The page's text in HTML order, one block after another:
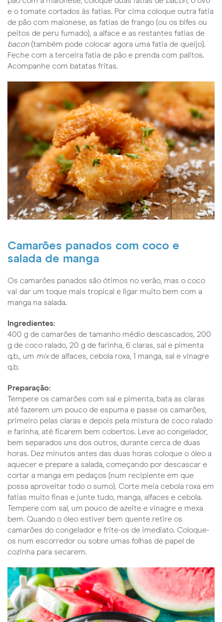
e o tomate cortados às fatias. Por cima coloque outra fatia
de pão com maionese, as fatias de frango (ou os bifes ou
peitos de peru fumado), a alface e as restantes fatias de
bacon (também pode colocar agora uma fatia de queijo).
Feche com a terceira fatia de pão e prenda com palitos.
Acompanhe com batatas fritas.
Camarões panados com coco e
salada de manga
Os camarões panados são ótimos no verão, mas o coco
vai dar um toque mais tropical e ligar muito bem com a
manga na salada.
Ingredientes:
400 g de camarões de tamanho médio descascados, 200
g de coco ralado, 20 g de farinha, 6 claras, sal e pimenta
q.b., um mixde alfaces, cebola roxa, 1 manga, sal e vinagre
q.b.
Preparação:
Tempere os camarões com sal e pimenta, bata as claras
até fazerem um pouco de espuma e passe os camarões,
primeiro pelas claras e depois pela mistura de coco ralado
e farinha, até ficarem bem cobertos. Leve ao congelador,
bem separados uns dos outros, durante cerca de duas
horas. Dez minutos antes das duas horas coloque o óleo a
aquecer e prepare a salada, começando por descascar e
cortar a manga em pedaços (num recipiente em que
possa aproveitar todo o sumo). Corte meia cebola roxa em
fatias muito finas e junte tudo, manga, alfaces e cebola.
Tempere com sal, um pouco de azeite e vinagre e mexa
bem. Quando o óleo estiver bem quente retire os
camarões do congelador e frite-os de imediato. Coloque-
os num escorredor ou sobre umas folhas de papel de
cozinha para secarem.